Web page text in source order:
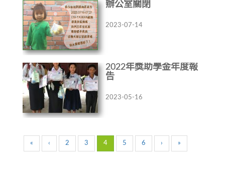
辦公室關閉
2023-07-14
2022年獎助學金年度報
告
2023-05-16
« ‹ 2 3 4 5 6 › »